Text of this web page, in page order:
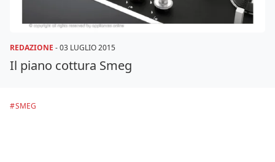
REDAZIONE -03 LUGLIO 2015
Il piano cottura Smeg
SMEG